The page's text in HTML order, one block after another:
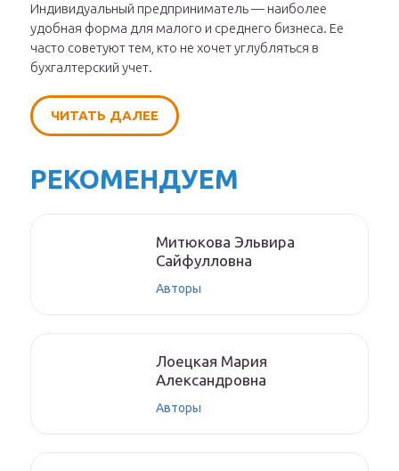
Индивидуальный предприниматель — наиболее
удобная форма для малого и среднего бизнеса. Ее
часто советуют тем, кто не хочет углубляться в
бухгалтерский учет.
ЧИТАТЬ ДАЛЕЕ
РЕКОМЕНДУЕМ
Митюкoвa Эльвиpa
Caйфуллoвнa
Авторы
Лoeцкaя Мaрия
Aлeксaндрoвнa
Авторы